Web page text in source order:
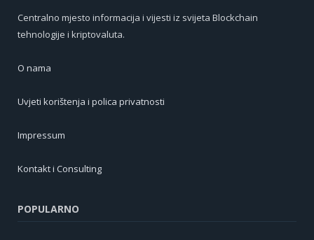
Centralno mjesto informacija i vijesti iz svijeta Blockchain
tehnologije i kriptovaluta.
O nama
Uvjeti korištenja i polica privatnosti
Impressum
Kontakt i Consulting
POPULARNO